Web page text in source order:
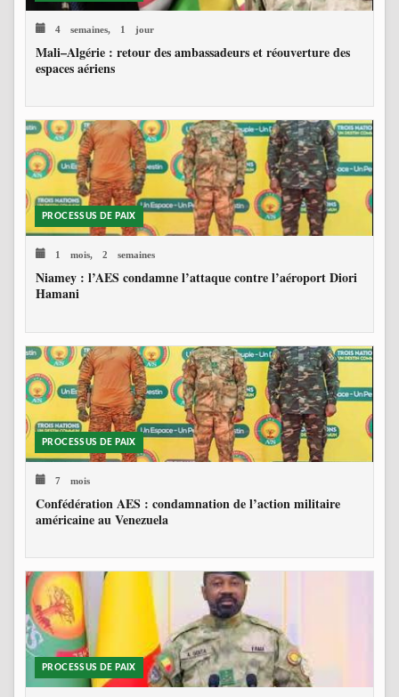
4 semaines, 1 jour
Mali–Algérie : retour des ambassadeurs et réouverture des
espaces aériens
PROCESSUS DE PAIX
1 mois, 2 semaines
Niamey : l’AES condamne l’attaque contre l’aéroport Diori
Hamani
PROCESSUS DE PAIX
7 mois
Confédération AES : condamnation de l’action militaire
américaine au Venezuela
PROCESSUS DE PAIX